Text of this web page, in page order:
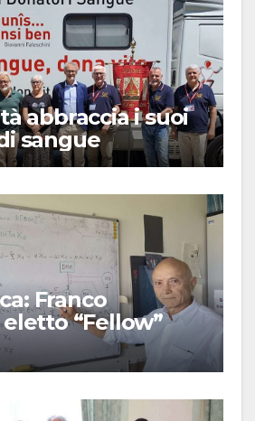
abbraccia i suoi
sangue
Franco
“Fellow”